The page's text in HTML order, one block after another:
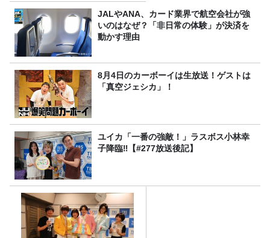
JALやANA、カード業界で航空会社が強
いのはなぜ？「非日常の体験」が決済を
動かす理由
8月4日のカーボーイは生放送！ゲストは
「真空ジェシカ」！
ユイカ「一番の強敵！」ラスボス小林幸
子降臨‼【#277放送後記】